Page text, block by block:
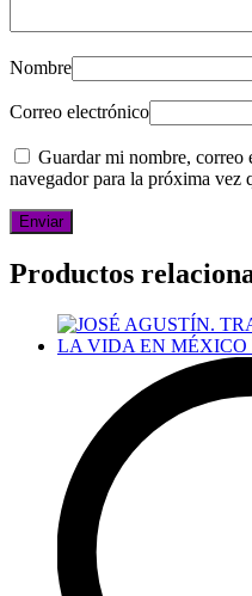
Nombre
Correo electrónico
Guardar mi nombre, correo
navegador para la próxima vez
Productos